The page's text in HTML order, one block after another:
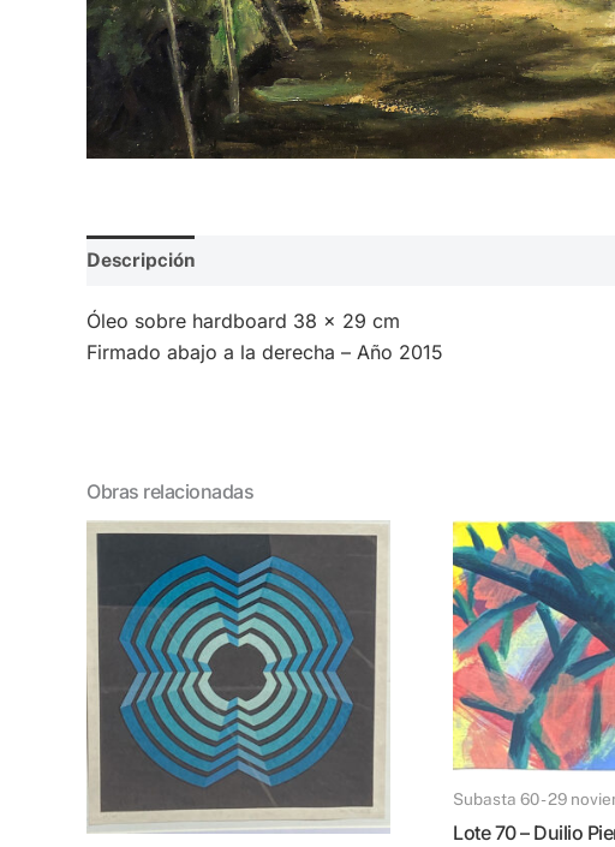
Descripción
Óleo sobre hardboard 38 x 29 cm
Firmado abajo a la derecha – Año 2015
Obras relacionadas
Subasta 60 - 29
Lote 70 – Duilio Pierri –